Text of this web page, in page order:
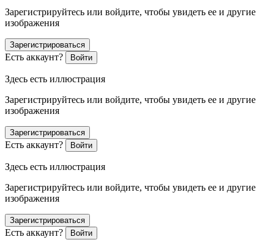
Зарегистрируйтесь или войдите, чтобы увидеть ее и другие
изображения
Зарегистрироваться
Есть аккаунт? Войти
Здесь есть иллюстрация
Зарегистрируйтесь или войдите, чтобы увидеть ее и другие
изображения
Зарегистрироваться
Есть аккаунт? Войти
Здесь есть иллюстрация
Зарегистрируйтесь или войдите, чтобы увидеть ее и другие
изображения
Зарегистрироваться
Есть аккаунт? Войти